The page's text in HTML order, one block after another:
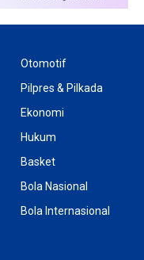
Otomotif
Pilpres & Pilkada
Ekonomi
Hukum
Basket
Bola Nasional
Bola Internasional